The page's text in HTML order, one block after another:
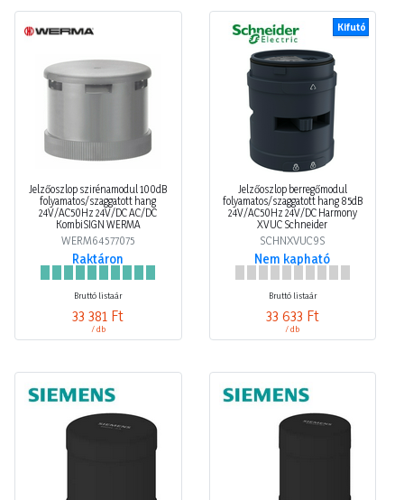
Jelzőoszlop szirénamodul 100dB
folyamatos/szaggatott hang
24V/AC50Hz 24V/DC AC/DC
KombiSIGN WERMA
WERM64577075
Raktáron
Bruttó listaár
33 381 Ft
/ db
Kifutó
Jelzőoszlop berregőmodul
folyamatos/szaggatott hang 85dB
24V/AC50Hz 24V/DC Harmony
XVUC Schneider
SCHNXVUC9S
Nem kapható
Bruttó listaár
33 633 Ft
/ db